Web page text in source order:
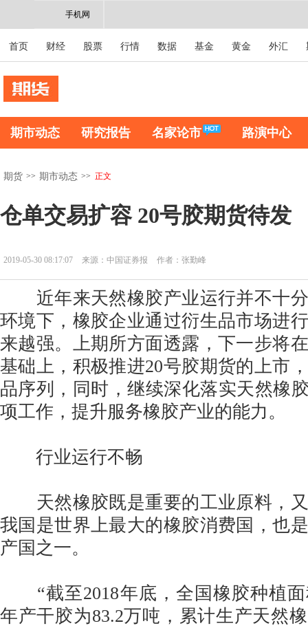
手机网
首页 财经 股票 行情 数据 基金 黄金 外汇
期市动态 研究报告 名家论市 路演中心
期货 >> 期市动态 >> 正文
仓单交易扩容 20号胶期货待发
2019-05-30 08:17:07 来源：中国证券报 作者：张勤峰
近年来天然橡胶产业运行并不十分
环境下，橡胶企业通过衍生品市场进
来越强。上期所方面透露，下一步将
基础上，积极推进20号胶期货的上市
品序列，同时，继续深化落实天然橡
项工作，提升服务橡胶产业的能力。
行业运行不畅
天然橡胶既是重要的工业原料，又
我国是世界上最大的橡胶消费国，也
产国之一。
“截至2018年底，全国橡胶种植面
年产干胶为83.2万吨，累计生产天然